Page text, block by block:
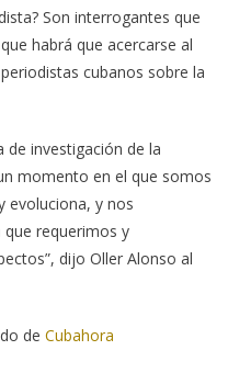
Son interrogantes que
habrá que acercarse al
cubanos sobre la
de investigación de la
momento en el que somos
evoluciona, y nos
requerimos y
dijo Oller Alonso al
de Cubahora